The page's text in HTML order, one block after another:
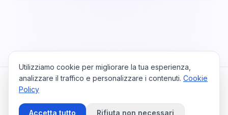
HomeViaggiPrivacy PolicyCookie PolicyContattaci
Utilizziamo cookie per migliorare la tua esperienza,
analizzare il traffico e personalizzare i contenuti. Cookie
Policy
Accetta tutto Rifiuta non necessari